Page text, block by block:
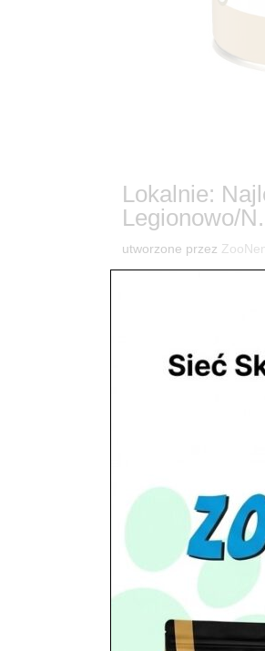
Lokalnie:
Legionowo/
utworzone przez